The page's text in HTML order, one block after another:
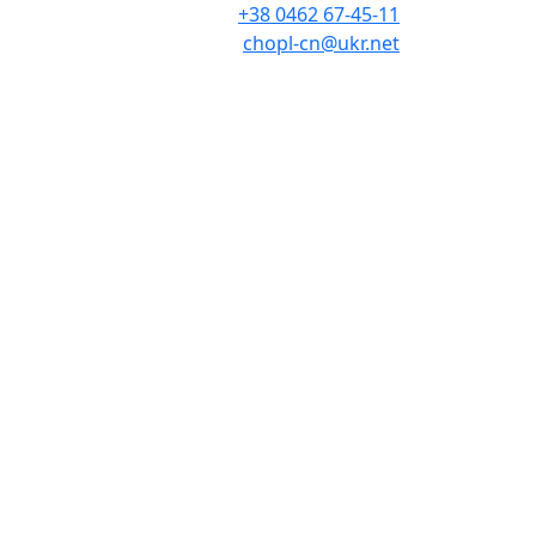
+38 0462 67-45-11
chopl-cn@ukr.net